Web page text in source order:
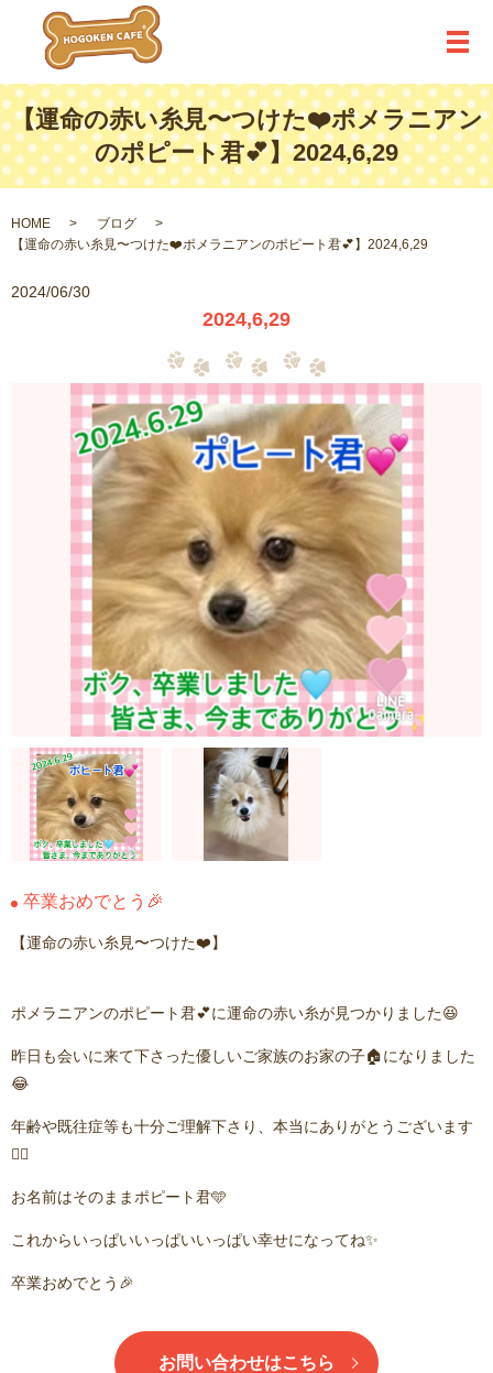
メ
【運命の赤い糸見〜つけた❤️ポメラニアン
のポピート君💕】2024,6,29
HOME
ブログ
【運命の赤い糸見〜つけた❤️ポメラニアンのポピート君💕】2024,6,29
2024/06/30
2024,6,29
卒業おめでとう🎉
【運命の赤い糸見〜つけた❤️】
ポメラニアンのポピート君💕に運命の赤い糸が見つかりました😆
昨日も会いに来て下さった優しいご家族のお家の子🏠になりました
😂
年齢や既往症等も十分ご理解下さり、本当にありがとうございます
🙇‍♂️
お名前はそのままポピート君🩵
これからいっぱいいっぱいいっぱい幸せになってね✨
卒業おめでとう🎉
お問い合わせはこちら